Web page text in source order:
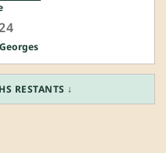
RESTANTS ↓